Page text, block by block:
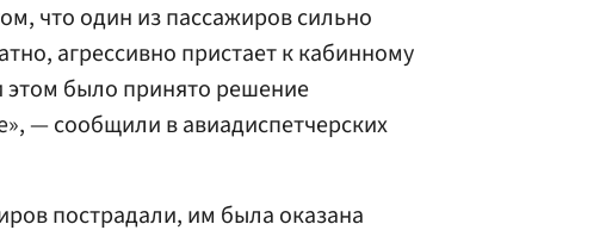
что один из пассажиров сильно
агрессивно пристает к кабинному
было принято решение
— сообщили в авиадиспетчерских
пострадали, им была оказана